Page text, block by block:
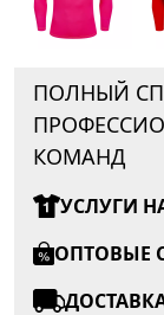
ПОЛНЫЙ
КОМАНД
УСЛУГИ
ОПТОВЫЕ